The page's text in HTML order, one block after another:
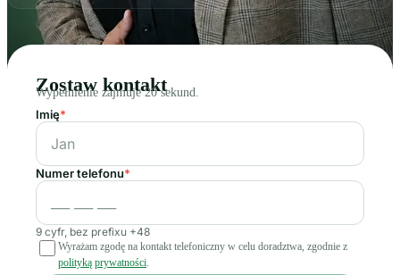
Zostaw kontakt
Wypełnienie zajmuje 20 sekund.
Imię*
Numer telefonu*
9 cyfr, bez prefixu +48
Wyrażam zgodę na kontakt telefoniczny w celu doradztwa, zgodnie z
polityką prywatności.